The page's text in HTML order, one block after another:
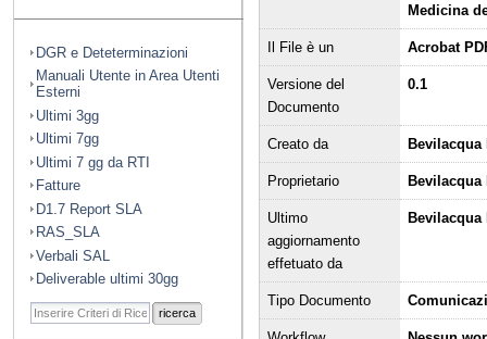
DGR e Deteterminazioni
Manuali Utente in Area Utenti
Esterni
Ultimi 3gg
Ultimi 7gg
Ultimi 7 gg da RTI
Fatture
D1.7 Report SLA
RAS_SLA
Verbali SAL
Deliverable ultimi 30gg
ricerca
Medicina
Il File è un Acrobat
Versione del
Documento
0.1
Creato da Bevilacqua
Proprietario Bevilacqua
Ultimo
aggiornamento
effetuato da
Bevilacqua
Tipo Documento